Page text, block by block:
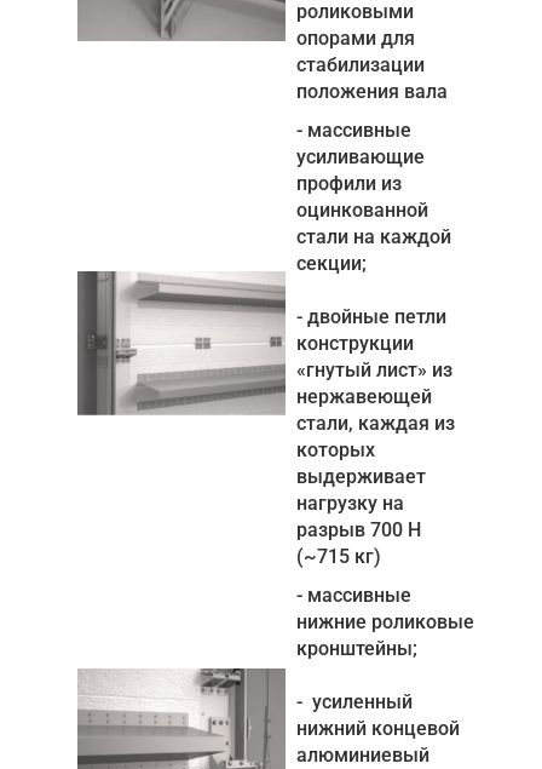
роликовыми
опорами для
стабилизации
положения вала
- массивные
усиливающие
профили из
оцинкованной
стали на каждой
секции;
- двойные петли
конструкции
«гнутый лист» из
нержавеющей
стали, каждая из
которых
выдерживает
нагрузку на
разрыв 700 Н
(~715 кг)
- массивные
нижние роликовые
кронштейны;
- усиленный
нижний концевой
алюминиевый